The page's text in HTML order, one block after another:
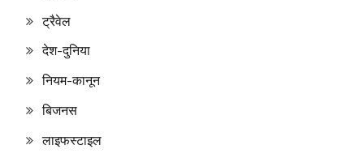
ट्रैवेल
देश-दुनिया
नियम-कानून
बिजनस
लाइफस्टाइल